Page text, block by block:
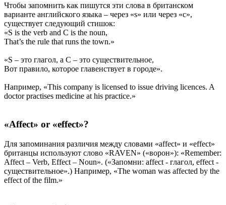
Чтобы запомнить как пишутся эти слова в британском
варианте английского языка – через «s» или через «c»,
существует следующий стишок:
«S is the verb and C is the noun,
That’s the rule that runs the town.»
«S – это глагол, а С – это существительное,
Вот правило, которое главенствует в городе».
Например, «This company is licensed to issue driving licences. A
doctor practises medicine at his practice.»
«Affect» or «effect»?
Для запоминания различия между словами «affect» и «effect»
британцы используют слово «RAVEN» («ворон»): «Remember:
Affect – Verb, Effect – Noun». («Запомни: affect - глагол, effect -
существительное».) Например, «The woman was affected by the
effect of the film.»